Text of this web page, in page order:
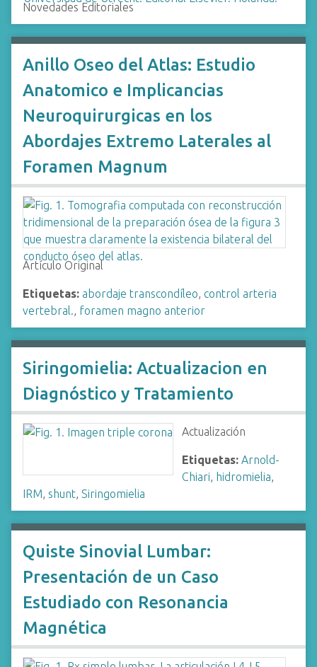
Novedades Editoriales
Anillo Oseo del Atlas: Estudio
Anatomico e Implicancias
Neuroquirurgicas en los
Abordajes Extremo Laterales al
Foramen Magnum
Artículo Original
Etiquetas: abordaje transcondíleo, control arteria
vertebral., foramen magno anterior
Siringomielia: Actualizacion en
Diagnóstico y Tratamiento
Actualización
Etiquetas: Arnold-
Chiari, hidromielia,
IRM, shunt, Siringomielia
Quiste Sinovial Lumbar:
Presentación de un Caso
Estudiado con Resonancia
Magnética